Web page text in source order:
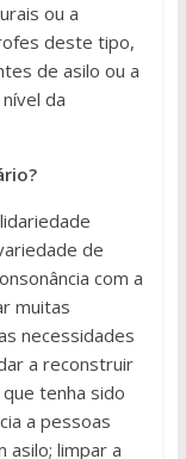
ou a
deste tipo,
de asilo ou a
da
de
com a
muitas
necessidades
a reconstruir
tenha sido
a pessoas
asilo; limpar a